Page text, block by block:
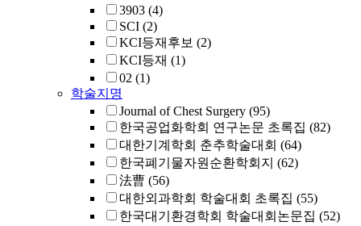
3903 (4)
SCI (2)
KCI등재후보 (2)
KCI등재 (1)
02 (1)
학술지명
Journal of Chest Surgery (95)
한국공업화학회 연구논문 초록집 (82)
대한기계학회 춘추학술대회 (64)
한국폐기물자원순환학회지 (62)
法曹 (56)
대한외과학회 학술대회 초록집 (55)
한국대기환경학회 학술대회논문집 (52)